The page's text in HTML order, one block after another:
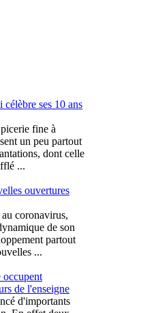
ses 10 ans
fine à
un peu partout
dont celle
...
ouvertures
coronavirus,
de son
partout
...
occupent
de l'enseigne
d'importants